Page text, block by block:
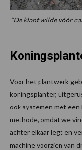
“De klant wilde vóór
Voor het plantwerk
koningsplanter,
ook systemen met een
methode, omdat we
achter elkaar legt en
machine voorzien van